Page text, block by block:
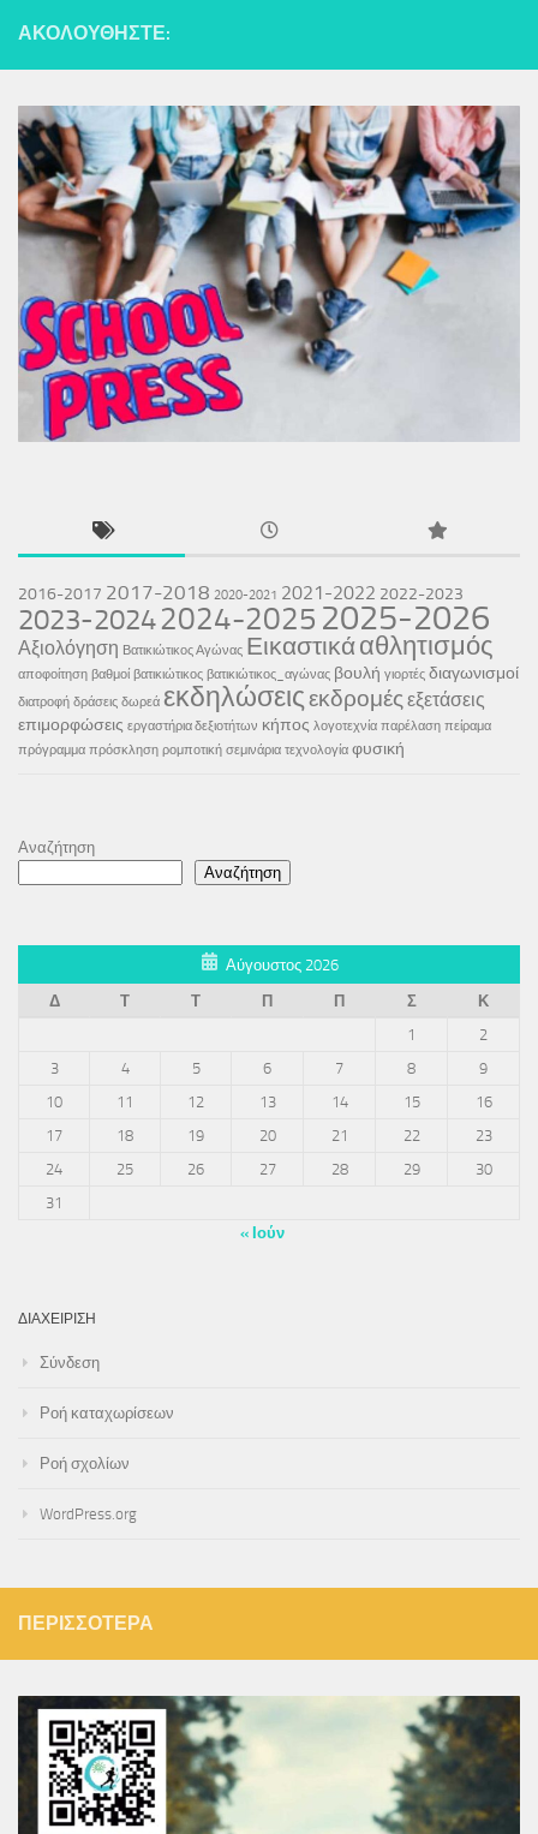
ΑΚΟΛΟΥΘΉΣΤΕ:
2016-2017 2017-2018 2020-2021 2021-2022 2022-2023
2023-20242024-2025 2025-2026
Αξιολόγηση Βατικιώτικος Αγώνας Εικαστικάαθλητισμός
αποφοίτηση βαθμοί βατικιώτικος βατικιώτικος_αγώνας βουλή γιορτές διαγωνισμοί
διατροφή δράσεις δωρεά εκδηλώσειςεκδρομές εξετάσεις
επιμορφώσεις εργαστήρια δεξιοτήτων κήπος λογοτεχνία παρέλαση πείραμα
πρόγραμμα πρόσκληση ρομποτική σεμινάρια τεχνολογία φυσική
Αναζήτηση
Αναζήτηση
Αύγουστος 2026
Δ
Τ Τ Π Π Σ
Κ
1
2
3
4 5 6 7 8
9
10
11 12 13 14 15
16
17
18 19 20 21 22
23
24
25 26 27 28 29
30
31
« Ιούν
ΔΙΑΧΕΊΡΙΣΗ
Σύνδεση
Ροή καταχωρίσεων
Ροή σχολίων
WordPress.org
ΠΕΡΙΣΣΌΤΕΡΑ